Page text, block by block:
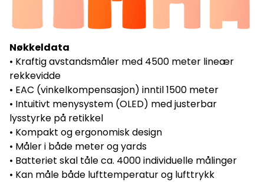
Nøkkeldata
• Kraftig avstandsmåler med 4500 meter lineær
rekkevidde
• EAC (vinkelkompensasjon) inntil 1500 meter
• Intuitivt menysystem (OLED) med justerbar
lysstyrke på retikkel
• Kompakt og ergonomisk design
• Måler i både meter og yards
• Batteriet skal tåle ca. 4000 individuelle målinger
• Kan måle både lufttemperatur og lufttrykk